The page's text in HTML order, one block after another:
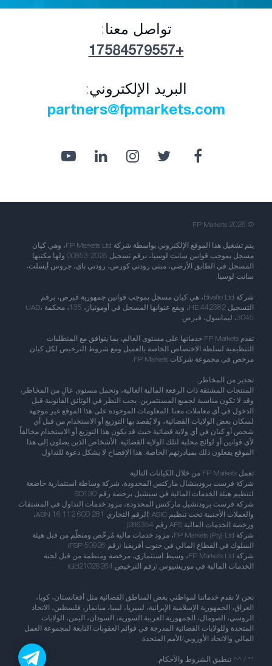
تواصل معنا:
+17584579557
البريد الإلكتروني:
partners@fpmarkets.com
© FP Markets 2026
يتم تشغيل هذا الموقع الإلكتروني بواسطة شركة FP Markets Ltd، وهي كيان
مسجل بموجب قوانين سانت لوسيا، برقم تسجيل 2025-00853 ولها مكتبها
المسجل في الطابق الأرضي، مبنى رودني كورس، رودني باي، جروس أيسلت،
سانت لوسيا.
شركة Bivalto Ltd، هي كيان مسجل بموجب قوانين جمهورية قبرص، برقم
التسجيل HE 442382، ويقع عنوانها المسجل في أومونياز، 135، محكمة UAD،
3045، ليماسول، قبرص.
تقدم FP Markets خدماتها على مستوى العالم، بما يتوافق مع المتطلبات
التنظيمية لسلطة الاختصاص الخاصة بالعميل ومع شروط الترخيص لكل كيان
مرخص في مجموعة شركات FP Markets.
تحذير من المخاطر:
المنتجات المشتقة ذات الرفعة المالية العالية، وتحمل مستوى عالٍ من المخاطر،
وقد لا تكون مناسبة لجميع المستثمرين. يجب النظر في الوثائق القانونية قبل
الدخول في أي معاملات معنا. المعلومات الموجودة على هذا الموقع غير موجهة
لسكان بعض الولايات القضائية، ولا يُقصد بها التوزيع أو الاستخدام من قبل أي
شخص أو كيان في أي ولاية قضائية حيث قد يكون هذا التوزيع أو الاستخدام مخالفاً
لأي قوانين أو لوائح محلية لتلك الولاية القضائية. الأشخاص الذين يصلون إلى هذا
الموقع يفعلون ذلك بمبادرتهم الخاصة. هذا الإفصاح لا يشكل دعوة للتداول.
تعمل FP Markets من خلال الكيانات التالية:
شركة فرست برودينشال ماركتس المحدودة، شركة وساطة استثمارية خاضعة
لتنظيم هيئة الخدمات المالية في سيشيل برخصة رقم SD130
شركة فرست برودنشيل ماركتس المحدودة، مزود خدمات التداول في المشتقات
والعملات الأجنبية تحت تنظيم ASIC (الرقم التجاري ABN 16 112 600 281،
ورخصة الخدمات المالية AFS رقم 286354)
شركة FP Markets (Pty) Ltd، مزود خدمات مالية مُرخّص ومنظّم من قبل هيئة
السلوك في القطاع المالي في جنوب أفريقيا (رقم FSP 50926)
شركة FP Markets Ltd، وسيط استثماري، مرخصة ومنظمة من قبل لجنة
الخدمات المالية في موريشيوس (رقم الترخيص GB21026264)
نحن لا نقدم خدماتنا لمواطني بعض المناطق القضائية مثل أفغانستان، كوبا،
العراق، الجمهورية الإسلامية الإيرانية، ليبيريا، ليبيا، ميانمار، فلسطين، الاتحاد
الروسي، الصومال، الجمهورية العربية السورية، السودان، اليمن، الولايات
المتحدة وللولايات القضائية المدرجة في قوائم العقوبات التابعة لمجموعة العمل
المالي والاتحاد الأوروبي/الأمم المتحدة.
** / ^^ تنطبق الشروط والأحكام.